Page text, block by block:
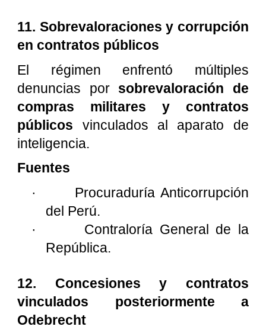
11. Sobrevaloraciones y corrupción
en contratos públicos
El régimen enfrentó múltiples
denuncias por sobrevaloración de
compras militares y contratos
públicos vinculados al aparato de
inteligencia.
Fuentes
·
Procuraduría Anticorrupción
del Perú.
·
Contraloría General de la
República.
12. Concesiones y contratos
vinculados posteriormente a
Odebrecht